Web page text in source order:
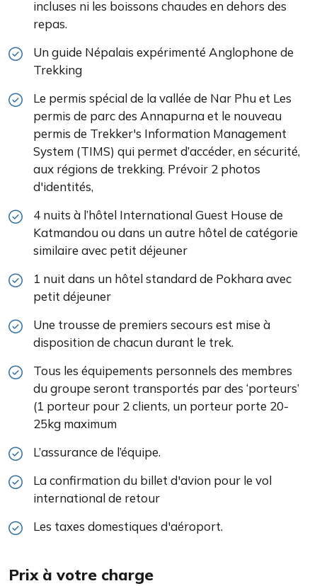
incluses ni les boissons chaudes en dehors des
repas.
Un guide Népalais expérimenté Anglophone de
Trekking
Le permis spécial de la vallée de Nar Phu et Les
permis de parc des Annapurna et le nouveau
permis de Trekker's Information Management
System (TIMS) qui permet d’accéder, en sécurité,
aux régions de trekking. Prévoir 2 photos
d'identités,
4 nuits à l’hôtel International Guest House de
Katmandou ou dans un autre hôtel de catégorie
similaire avec petit déjeuner
1 nuit dans un hôtel standard de Pokhara avec
petit déjeuner
Une trousse de premiers secours est mise à
disposition de chacun durant le trek.
Tous les équipements personnels des membres
du groupe seront transportés par des ‘porteurs’
(1 porteur pour 2 clients, un porteur porte 20-
25kg maximum
L’assurance de l’équipe.
La confirmation du billet d'avion pour le vol
international de retour
Les taxes domestiques d'aéroport.
Prix à votre charge